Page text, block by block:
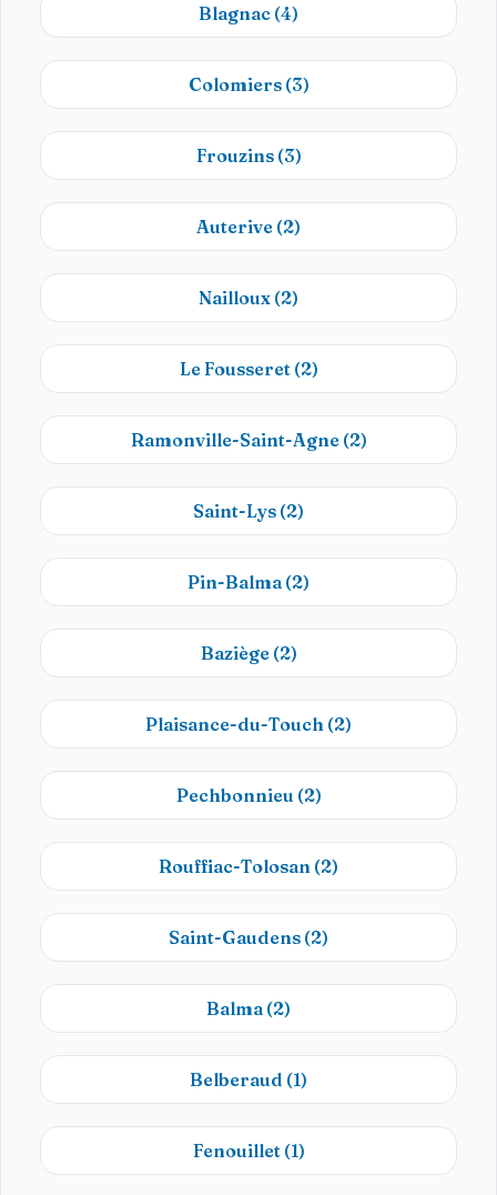
Blagnac (4)
Colomiers (3)
Frouzins (3)
Auterive (2)
Nailloux (2)
Le Fousseret (2)
Ramonville-Saint-Agne (2)
Saint-Lys (2)
Pin-Balma(2)
Baziège (2)
Plaisance-du-Touch (2)
Pechbonnieu (2)
Rouffiac-Tolosan (2)
Saint-Gaudens (2)
Balma(2)
Belberaud (1)
Fenouillet (1)